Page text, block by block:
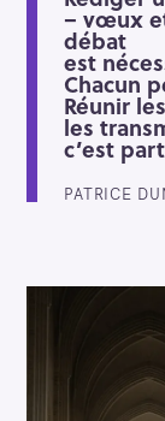
– vœux
débat
est
Chacun
Réunir
les
c’est
PATRICE